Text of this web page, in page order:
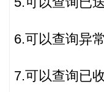
6.可以查询异
7.可以查询已